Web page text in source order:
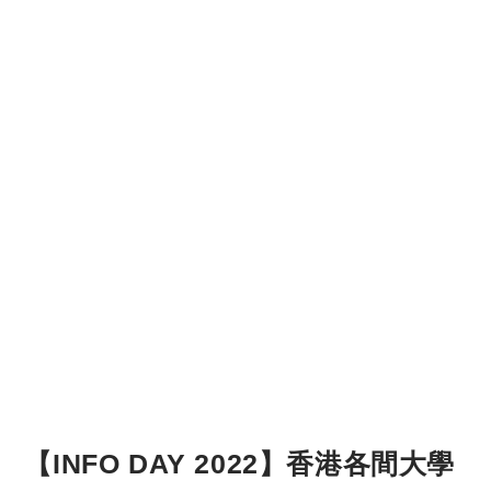
【INFO DAY 2022】香港各間大學